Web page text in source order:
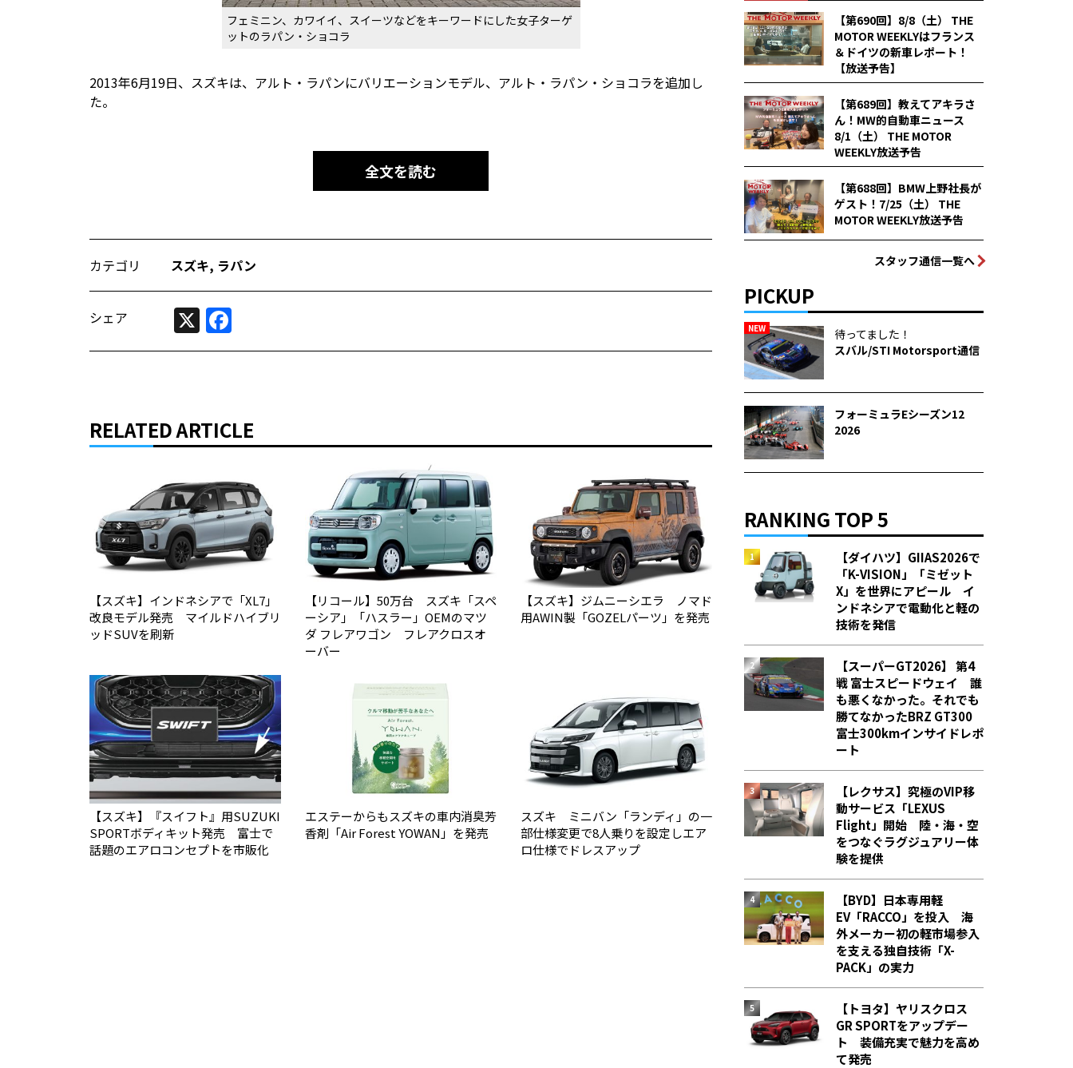
フェミニン、カワイイ、スイーツなどをキーワードにした女子ターゲ
ットのラパン・ショコラ
2013年6月19日、スズキは、アルト・ラパンにバリエーションモデル、アルト・ラパン・ショコラを追加し
た。
全文を読む
カテゴリ スズキ, ラパン
シェア X
RELATED ARTICLE
【スズキ】インドネシアで「XL7」
改良モデル発売 マイルドハイブリ
ッドSUVを刷新
【リコール】50万台 スズキ「スペ
ーシア」「ハスラー」OEMのマツ
ダ フレアワゴン フレアクロスオ
ーバー
【スズキ】ジムニーシエラ ノマド
用AWIN製「GOZELパーツ」を発売
【スズキ】『スイフト』用SUZUKI
SPORTボディキット発売 富士で
話題のエアロコンセプトを市販化
エステーからもスズキの車内消臭芳
香剤「Air Forest YOWAN」を発売
スズキ ミニバン「ランディ」の一
部仕様変更で8人乗りを設定しエア
ロ仕様でドレスアップ
【第690回】8/8（土） THE
MOTOR WEEKLYはフランス
＆ドイツの新車レポート！
【放送予告】
【第689回】教えてアキラさ
ん！MW的自動車ニュース
8/1（土） THE MOTOR
WEEKLY放送予告
【第688回】BMW上野社長が
ゲスト！7/25（土） THE
MOTOR WEEKLY放送予告
スタッフ通信一覧へ
PICKUP
NEW
待ってました！
スバル/STI Motorsport通信
フォーミュラEシーズン12
2026
RANKING TOP 5
【ダイハツ】GIIAS2026で
「K-VISION」「ミゼット
X」を世界にアピール イ
ンドネシアで電動化と軽の
技術を発信
【スーパーGT2026】 第4
戦 富士スピードウェイ 誰
も悪くなかった。それでも
勝てなかった――BRZ GT300
富士300kmインサイドレポ
ート
【レクサス】究極のVIP移
動サービス「LEXUS
Flight」開始 陸・海・空
をつなぐラグジュアリー体
験を提供
【BYD】日本専用軽
EV「RACCO」を投入 海
外メーカー初の軽市場参入
を支える独自技術「X-
PACK」の実力
【トヨタ】ヤリスクロス
GR SPORTをアップデー
ト 装備充実で魅力を高め
て発売